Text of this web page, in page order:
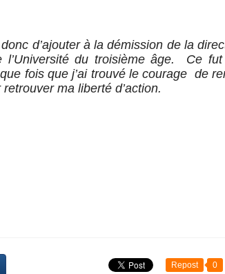
d’ajouter à la démission de la
l’Université du troisième âge. Ce
fois que j’ai trouvé le courage de
ma liberté d’action.
Repost 0